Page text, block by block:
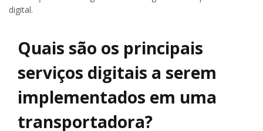
digital.
Quais são os principais
serviços digitais a serem
implementados em uma
transportadora?